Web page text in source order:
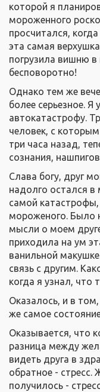
которой я
мороженного
просчитался,
эта самая
погрузила вишню в
бесповоротно!
Однако тем же
более серьезное. Я
автокатастрофу.
человек, с
три часа назад,
сознания,
Слава богу, друг
надолго остался в
самой катастрофы,
мороженого. Было
мысли о моем
приходила на ум
ванильной
связь с другим.
когда я узнал, что
Оказалось, и в
же самое
Оказывается, что
разница между
видеть друга в
обратное - стресс.
получилось -